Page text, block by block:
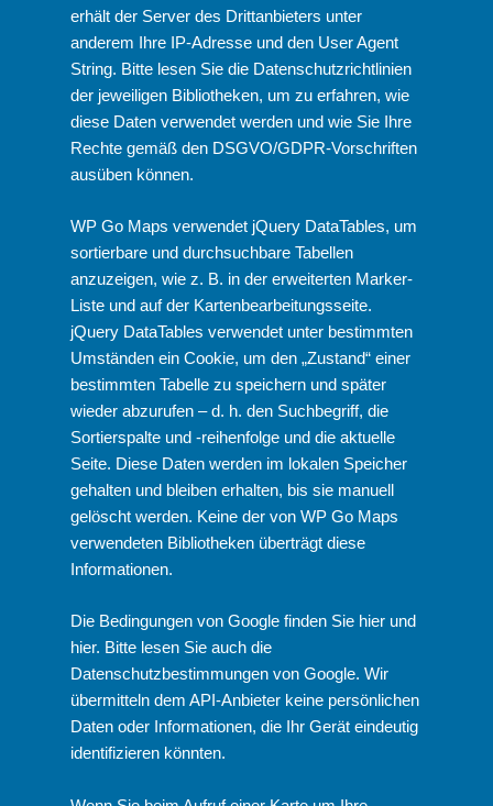
erhält der Server des Drittanbieters unter
anderem Ihre IP-Adresse und den User Agent
String. Bitte lesen Sie die Datenschutzrichtlinien
der jeweiligen Bibliotheken, um zu erfahren, wie
diese Daten verwendet werden und wie Sie Ihre
Rechte gemäß den DSGVO/GDPR-Vorschriften
ausüben können.
WP Go Maps verwendet jQuery DataTables, um
sortierbare und durchsuchbare Tabellen
anzuzeigen, wie z. B. in der erweiterten Marker-
Liste und auf der Kartenbearbeitungsseite.
jQuery DataTables verwendet unter bestimmten
Umständen ein Cookie, um den „Zustand“ einer
bestimmten Tabelle zu speichern und später
wieder abzurufen – d. h. den Suchbegriff, die
Sortierspalte und -reihenfolge und die aktuelle
Seite. Diese Daten werden im lokalen Speicher
gehalten und bleiben erhalten, bis sie manuell
gelöscht werden. Keine der von WP Go Maps
verwendeten Bibliotheken überträgt diese
Informationen.
Die Bedingungen von Google finden Sie hier und
hier. Bitte lesen Sie auch die
Datenschutzbestimmungen von Google. Wir
übermitteln dem API-Anbieter keine persönlichen
Daten oder Informationen, die Ihr Gerät eindeutig
identifizieren könnten.